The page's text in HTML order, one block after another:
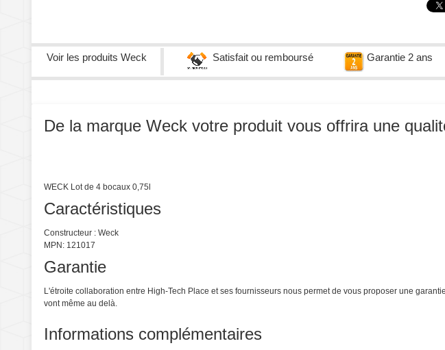
Voir les produits Weck Satisfait ou remboursé Garantie 2 ans
De la marque Weck votre produit vous offrira une
WECK Lot de 4 bocaux 0,75l
Caractéristiques
Constructeur : Weck
MPN: 121017
Garantie
L'étroite collaboration entre High-Tech Place et ses fournisseurs nous permet de vous proposer une
vont même au delà.
Informations complémentaires